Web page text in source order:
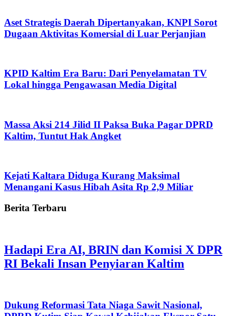
Aset Strategis Daerah Dipertanyakan, KNPI Sorot
Dugaan Aktivitas Komersial di Luar Perjanjian
KPID Kaltim Era Baru: Dari Penyelamatan TV
Lokal hingga Pengawasan Media Digital
Massa Aksi 214 Jilid II Paksa Buka Pagar DPRD
Kaltim, Tuntut Hak Angket
Kejati Kaltara Diduga Kurang Maksimal
Menangani Kasus Hibah Asita Rp 2,9 Miliar
Berita Terbaru
Hadapi Era AI, BRIN dan Komisi X DPR
RI Bekali Insan Penyiaran Kaltim
Dukung Reformasi Tata Niaga Sawit Nasional,